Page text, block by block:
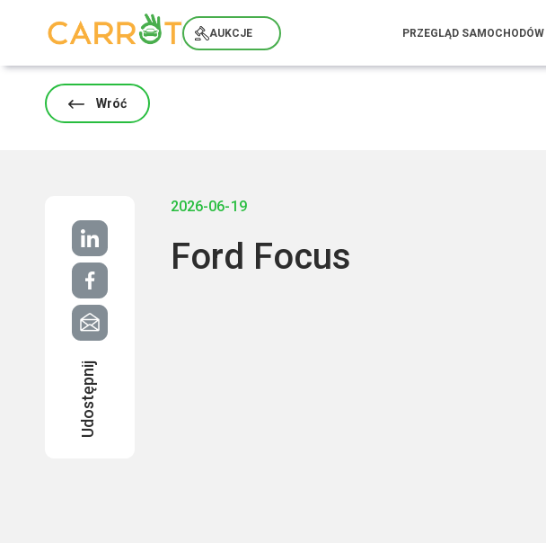
AUKCJE PRZEGLĄD SAMOCHODÓW
Wróć
2026-06-19
Ford Focus